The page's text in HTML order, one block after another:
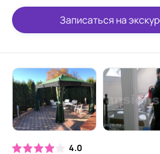
Записаться на
4.0